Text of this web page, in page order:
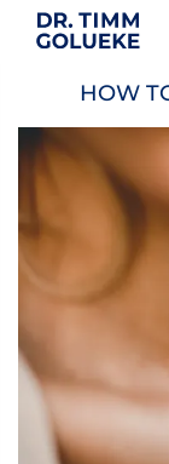
main
content
HOW